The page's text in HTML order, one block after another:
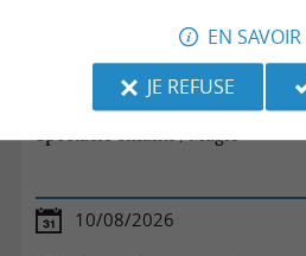
Spectacle enfants / Magie
10/08/2026
EN
JE REFUSE